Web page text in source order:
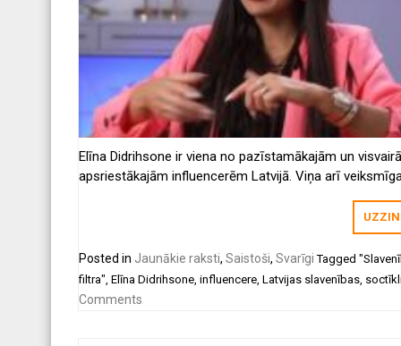
Elīna Didrihsone ir viena no pazīstamākajām un
apsriestākajām influencerēm Latvijā. Viņa arī
uzņēmuma nosaukumu viņa drīzumā nolēmusi mainīt.
arī kopā ar vīru Nauri un savu mazo dēliņu Džeisonu
TV šovā “Slavenības. Bez filtra”. Tagad viņa nākusi
patiesi negaidītu paziņojumu.
Posted in Jaunākie raksti, Saistoši, Svarīgi Tagged
filtra", Elīna Didrihsone, influencere, Latvijas slavenības,
Comments